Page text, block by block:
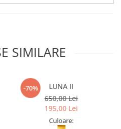
SIMILARE
-70%
LUNA II
650,00 Lei
195,00 Lei
Culoare: